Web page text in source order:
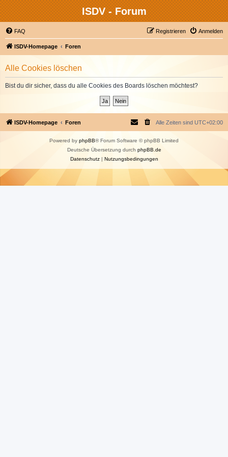
ISDV - Forum
FAQ Anmelden
Registrieren
ISDV-Homepage Foren
Alle Cookies löschen
Bist du dir sicher, dass du alle Cookies des Boards löschen möchtest?
ISDV-Homepage Foren Alle Zeiten sind UTC+02:00
Powered by phpBB® Forum Software © phpBB Limited
Deutsche Übersetzung durch phpBB.de
Datenschutz| Nutzungsbedingungen